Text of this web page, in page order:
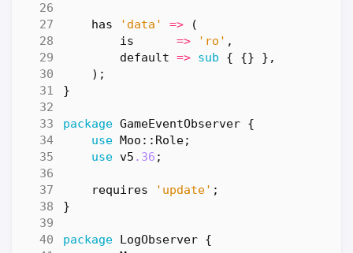
has 'data' =>
(
is
=> 'ro' ,
default => sub { {}
},
);
}
package GameEventObserver {
use Moo::Role;
use v5 .36 ;
requires 'update' ;
}
package LogObserver {